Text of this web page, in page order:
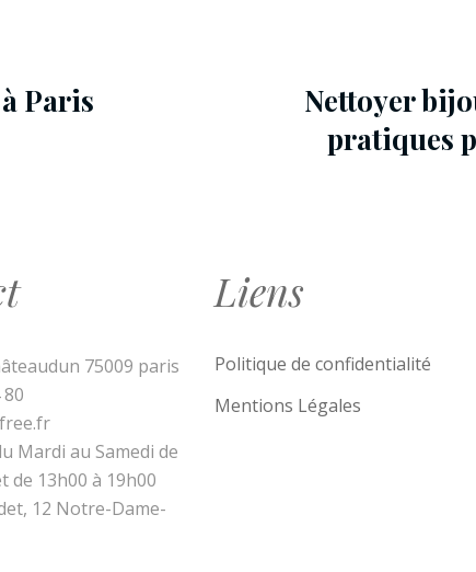
Paris
Nettoyer
pratiques
75009 paris
Mardi au Samedi de
de 13h00 à 19h00
12 Notre-Dame-
Liens
Politique de confidentialité
Mentions Légales